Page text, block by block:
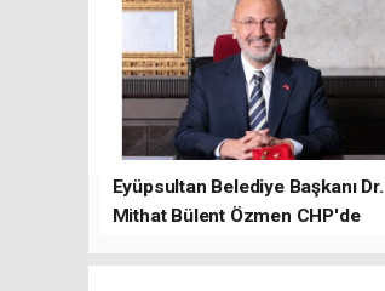
Eyüpsultan Belediye Başkanı Dr.
Mithat Bülent Özmen CHP'de